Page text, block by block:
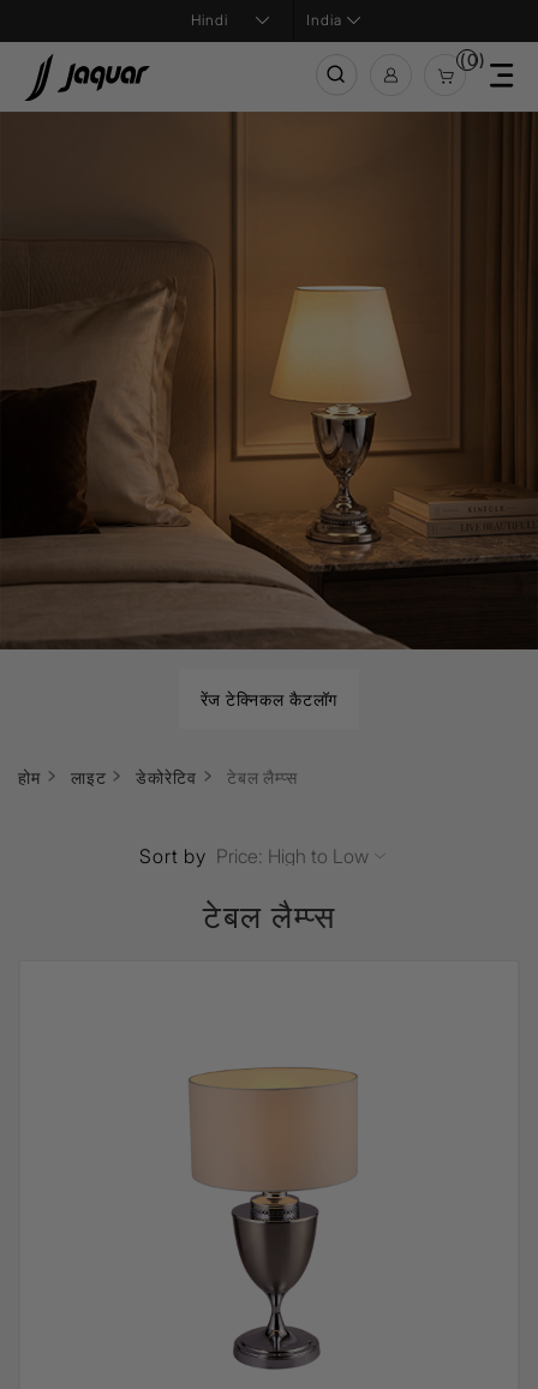
India
(0)
रेंज टेक्निकल कैटलॉग
होम लाइट डेकोरेटिव टेबल लैम्प्स
टेबल लैम्प्स
Sort by